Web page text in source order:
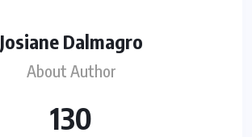
Josiane Dalmagro
About Author
130